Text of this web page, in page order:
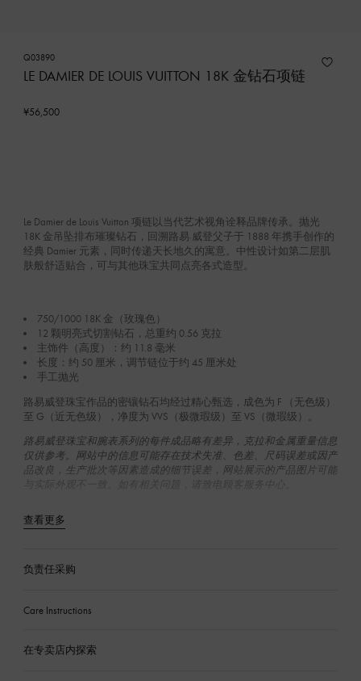
Q03890
LE DAMIER DE LOUIS VUITTON 18K 金钻石项链
¥56,500
Le Damier de Louis Vuitton 项链以当代艺术视角诠释品牌传承。抛光
18K 金吊坠排布璀璨钻石，回溯路易·威登父子于 1888 年携手创作的
经典 Damier 元素，同时传递天长地久的寓意。中性设计如第二层肌
肤般舒适贴合，可与其他珠宝共同点亮各式造型。
750/1000 18K 金（玫瑰色）
12 颗明亮式切割钻石，总重约 0.56 克拉
主饰件（高度）：约 11.8 毫米
长度：约 50 厘米，调节链位于约 45 厘米处
手工抛光
路易威登珠宝作品的密镶钻石均经过精心甄选，成色为 F （无色级‌）
至 G（近无色级），净度为 VVS（极微瑕级）至 VS（微瑕级）。
路易威登珠宝和腕表系列的每件成品略有差异，克拉和金属重量信息
仅供参考。网站中的信息可能存在技术失准、色差、尺码误差或因产
品改良，生产批次等因素造成的细节误差，网站展示的产品图片可能
与实际外观不一致。如有相关问题，请致电顾客服务中心。
查看更多
负责任采购
Care Instructions
在专卖店内探索